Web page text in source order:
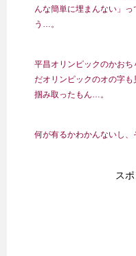
んな簡単に埋まんない」
う…。
平昌オリンピックのかお
だオリンピックのオの字
掴み取ったもん…。
何が有るかわかんないし、
ス